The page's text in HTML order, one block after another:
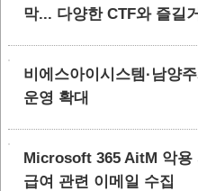
막... 다양한 CTF와 즐길
비에스아이시스템·남양
운영 확대
Microsoft 365 AitM 악용
급여 관련 이메일 수집